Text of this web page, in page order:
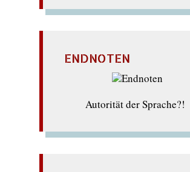
ENDNOTEN
Autorität der Sprache?!